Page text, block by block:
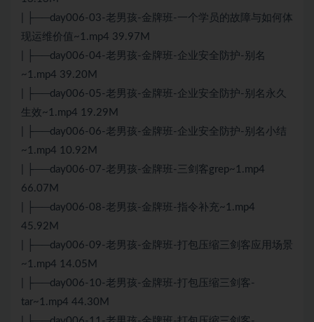
| ├──day006-03-老男孩-金牌班-一个学员的故障与如何体
现运维价值~1.mp4 39.97M
| ├──day006-04-老男孩-金牌班-企业安全防护-别名
~1.mp4 39.20M
| ├──day006-05-老男孩-金牌班-企业安全防护-别名永久
生效~1.mp4 19.29M
| ├──day006-06-老男孩-金牌班-企业安全防护-别名小结
~1.mp4 10.92M
| ├──day006-07-老男孩-金牌班-三剑客grep~1.mp4
66.07M
| ├──day006-08-老男孩-金牌班-指令补充~1.mp4
45.92M
| ├──day006-09-老男孩-金牌班-打包压缩三剑客应用场景
~1.mp4 14.05M
| ├──day006-10-老男孩-金牌班-打包压缩三剑客-
tar~1.mp4 44.30M